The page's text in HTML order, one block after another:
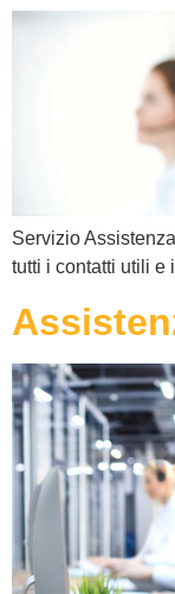
Servizio
tutti i contatti utili e